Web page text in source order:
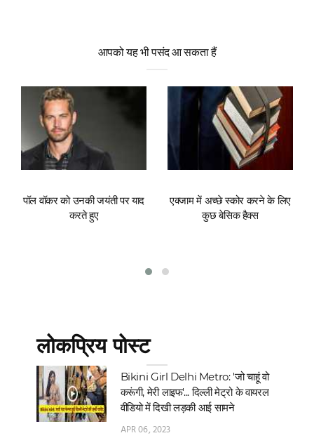
आपको यह भी पसंद आ सकता हैं
पॉल वॉकर को उनकी जयंती पर याद
करते हुए
एक्जाम में अच्छे स्कोर करने के लिए
कुछ बेसिक हैक्स
लोकप्रिय पोस्ट
Bikini Girl Delhi Metro: 'जो चाहूं वो
करूंगी, मेरी लाइफ'... दिल्‍ली मेट्रो के वायरल
वीडियो में दिखी लड़की आई सामने
APR 06, 2023